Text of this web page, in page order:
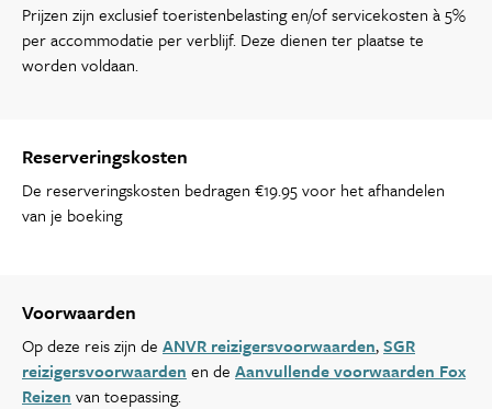
Prijzen zijn exclusief toeristenbelasting en/of servicekosten à 5%
per accommodatie per verblijf. Deze dienen ter plaatse te
worden voldaan.
Reserveringskosten
De reserveringskosten bedragen €19.95 voor het afhandelen
van je boeking
Voorwaarden
Op deze reis zijn de ANVR reizigersvoorwaarden,SGR
reizigersvoorwaarden en de Aanvullende voorwaarden Fox
Reizen van toepassing.